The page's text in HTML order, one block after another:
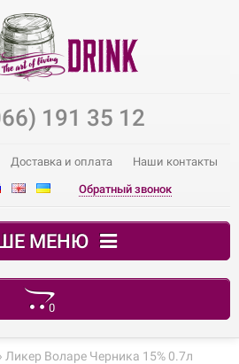
191 35 12
Доставка и оплата Наши контакты
Обратный звонок
МЕНЮ
0
пусто!
Ликер Воларе Черника 15% 0.7л